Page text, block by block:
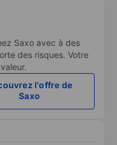
Saxo avec à des
des risques. Votre
l'offre de
Saxo